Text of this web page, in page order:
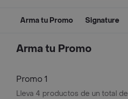
Arma tu Promo Signature
Arma tu Promo
Promo 1
Lleva 4 productos de un total